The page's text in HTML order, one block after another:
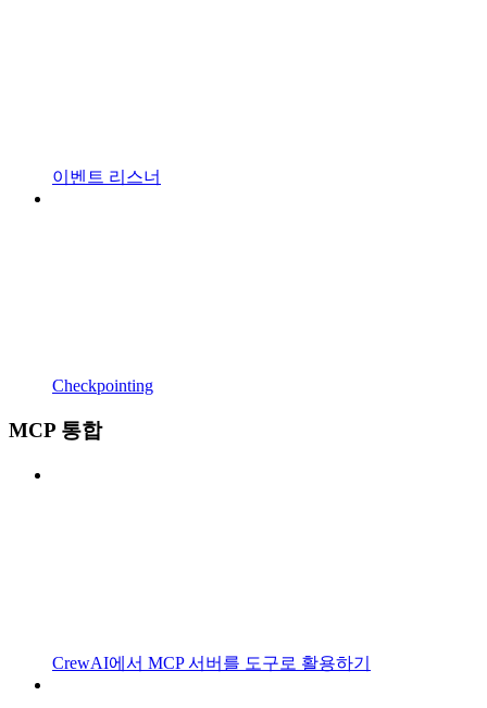
이벤트 리스너
Checkpointing
MCP 통합
CrewAI에서 MCP 서버를 도구로 활용하기